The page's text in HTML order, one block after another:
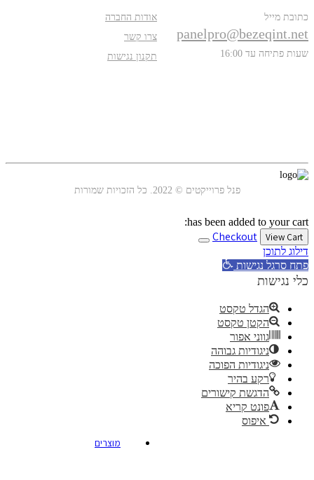
מוצרים
כתובת מייל
panelpro@bezeqint.net
שעות פתיחה עד 16:00
אודות החברה
צרו קשר
תקנון נגישות
פנל פרוייקטים © 2022. כל הזכויות שמורות
has been added to your cart:
View Cart
Checkout
דילוג לתוכן
פתח סרגל נגישות
כלי נגישות
הגדל טקסט
הקטן טקסט
גווני אפור
ניגודיות גבוהה
ניגודיות הפוכה
רקע בהיר
הדגשת קישורים
פונט קריא
איפוס